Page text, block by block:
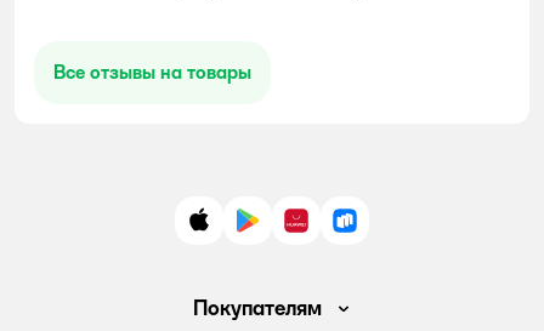
Все отзывы на товары
App StoreGoogle Play
AppGallery
RuStore
Покупателям